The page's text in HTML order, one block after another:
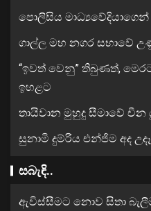
පොලිසිය මාධ්‍යවේදියාගෙන්
ගාල්ල මහ නගර සභාවේ
“ඉවත් වෙනු” තිබුණත්,
ඉහළට
තායිවාන මුහුදු සීමාවේ චීන
සුනාමි දුම්රිය එන්ජිම අද
සබැඳි..
ඇවිස්සීමට නොව සිතා